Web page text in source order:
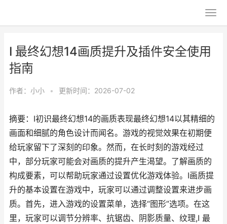
I 最终幻想14画质提升及插件安全使用
指南
作者： 小小 • 更新时间：2026-07-02
摘要：I初识最终幻想14的画质表现最终幻想14以其精细的
画面和细腻的角色设计而闻名。游戏的视觉效果在初期便
给玩家留下了深刻的印象。然而，在长时刻的游戏经过
中，部分玩家可能会对画质的提升产生渴望。了解画质的
构成要素，可以帮助玩家通过设置优化游戏体验。I画质提
升的基本设置在游戏中，玩家可以通过调整设置来进步画
质。首先，进入游戏的设置菜单，选择“图形”选项。在这
里，玩家可以调节分辨率、抗锯齿、阴影质量、纹理,I 最